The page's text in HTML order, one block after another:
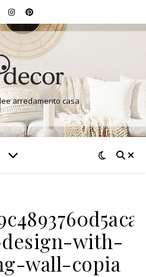
arredamento casa
with-
wall-copia